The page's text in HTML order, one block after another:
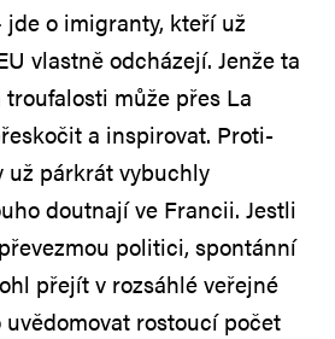
o imigranty, kteří už
vlastně odcházejí. Jenže ta
může přes La
a inspirovat. Proti-
párkrát vybuchly
doutnají ve Francii. Jestli
politici, spontánní
přejít v rozsáhlé veřejné
rostoucí počet